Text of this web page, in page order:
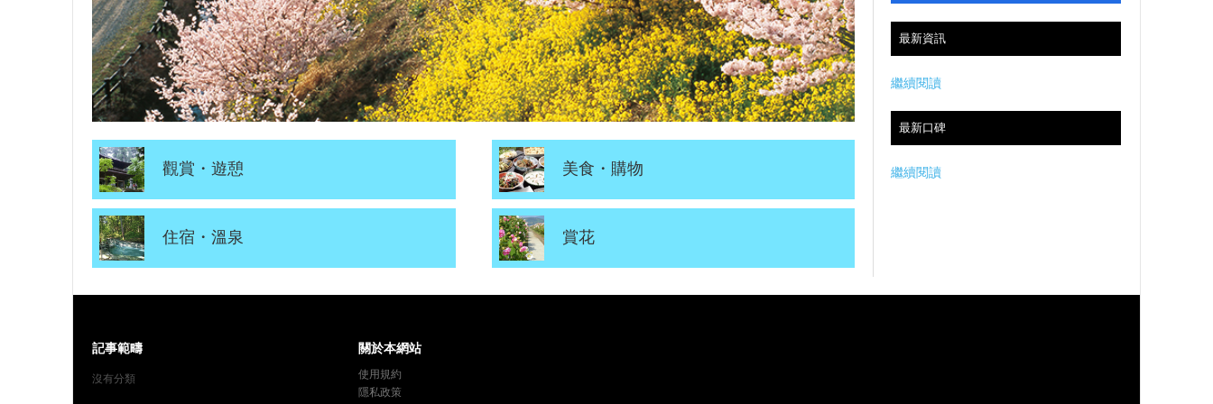
觀賞・遊憩 美食・購物
住宿・溫泉 賞花
最新資訊
繼續閱讀
最新口碑
繼續閱讀
記事範疇
沒有分類
關於本網站
使用規約
隱私政策